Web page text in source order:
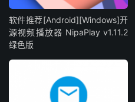
软件推荐[Android][Windows]开
源视频播放器 NipaPlay v1.11.2
绿色版